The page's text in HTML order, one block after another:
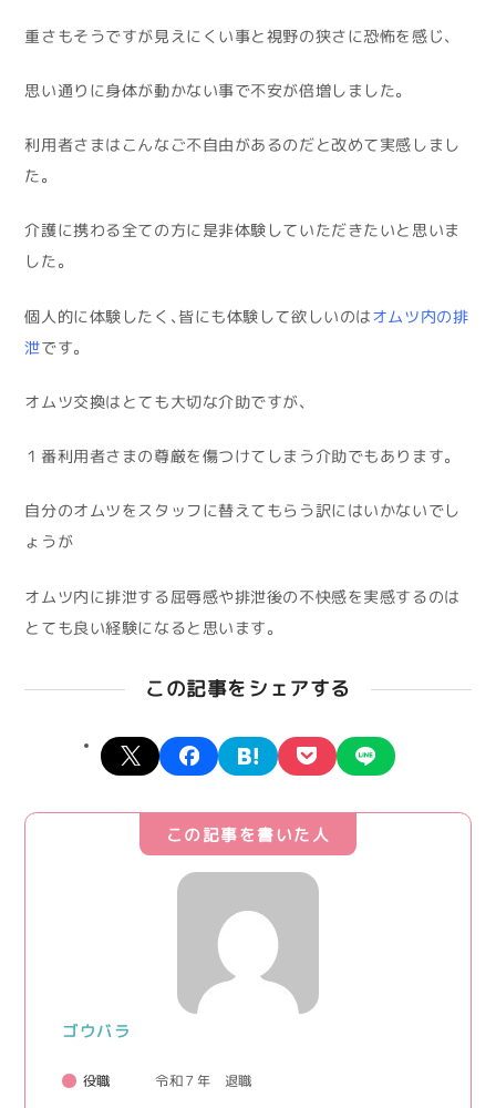
重さもそうですが見えにくい事と視野の狭さに恐怖を感じ、
思い通りに身体が動かない事で不安が倍増しました。
利用者さまはこんなご不自由があるのだと改めて実感しまし
た。
介護に携わる全ての方に是非体験していただきたいと思いま
した。
個人的に体験したく、皆にも体験して欲しいのは オムツ内の排
泄です。
オムツ交換はとても大切な介助ですが、
１番利用者さまの尊厳を傷つけてしまう介助でもあります。
自分のオムツをスタッフに替えてもらう訳にはいかないでし
ょうが
オムツ内に排泄する屈辱感や排泄後の不快感を実感するのは
とても良い経験になると思います。
この記事をシェアする
X facebookhatena pocket
この記事を書いた人
ゴウバラ
役職 令和７年 退職